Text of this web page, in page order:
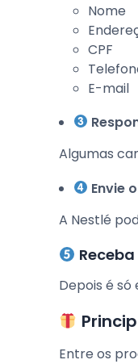
Nome
CPF
E-mail
Algumas
Envie
A Nestlé
Depois é
Entre os